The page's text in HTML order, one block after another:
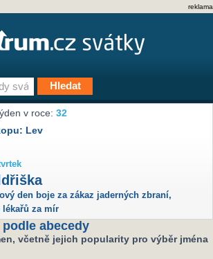
reklama
v roce:32
Lev
den boje za zákaz jaderných zbraní,
lékařů za mír
abecedy
včetně jejich popularity pro výběr jména